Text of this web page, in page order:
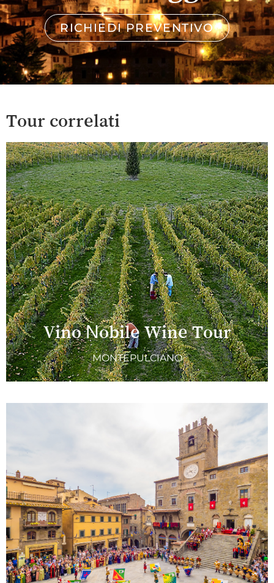
RICHIEDI PREVENTIVO
Tour correlati
Vino Nobile Wine Tour
MONTEPULCIANO